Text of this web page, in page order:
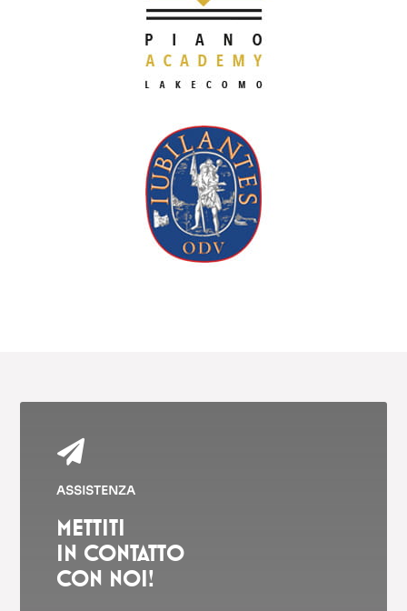

ASSISTENZA
METTITI
IN CONTATTO
CON NOI!